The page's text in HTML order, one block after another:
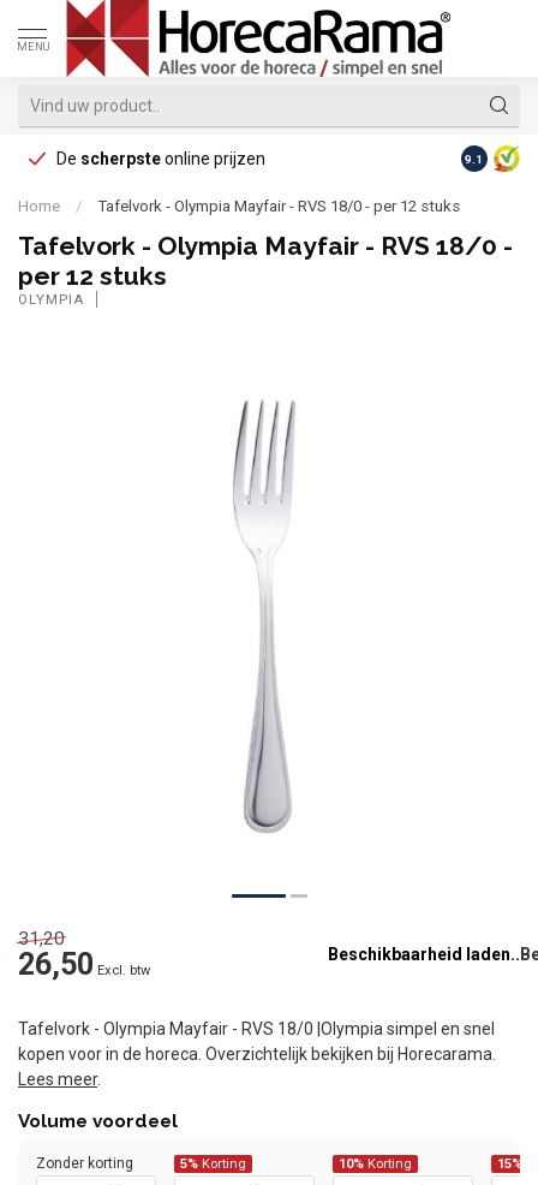
MENU
De scherpsteonline prijzen Op
9.1
Home / Tafelvork - Olympia Mayfair - RVS 18/0 - per 12 stuks
Tafelvork - Olympia Mayfair - RVS 18/0 -
per 12 stuks
OLYMPIA
31,20
26,50 Excl. btw
Beschikbaarheid laden..
Tafelvork - Olympia Mayfair - RVS 18/0 |Olympia simpel en snel
kopen voor in de horeca. Overzichtelijk bekijken bij Horecarama.
Lees meer.
Volume voordeel
Zonder korting 5% Korting 10% Korting 15%